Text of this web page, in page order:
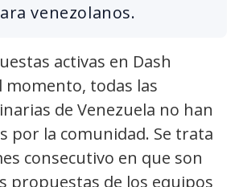
venezolanos.
activas en Dash
momento, todas las
de Venezuela no han
por la comunidad. Se trata
consecutivo en que son
propuestas de los equipos